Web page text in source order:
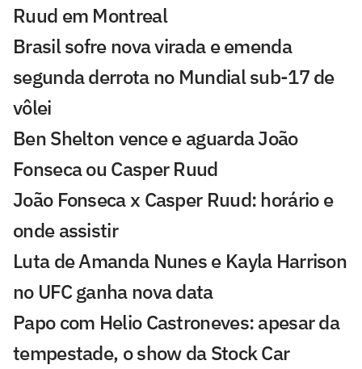
Ruud em Montreal
Brasil sofre nova virada e emenda
segunda derrota no Mundial sub-17 de
vôlei
Ben Shelton vence e aguarda João
Fonseca ou Casper Ruud
João Fonseca x Casper Ruud: horário e
onde assistir
Luta de Amanda Nunes e Kayla Harrison
no UFC ganha nova data
Papo com Helio Castroneves: apesar da
tempestade, o show da Stock Car